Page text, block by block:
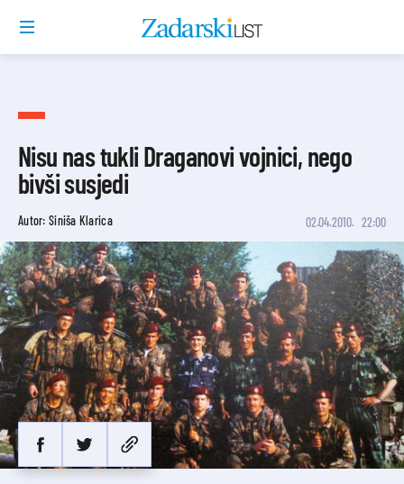
Nisu nas tukli Draganovi vojnici, nego
bivši susjedi
Autor: Siniša Klarica 02.04.2010. 22:00